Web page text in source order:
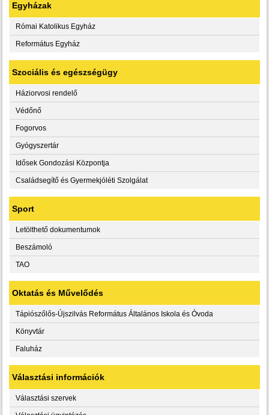
Egyházak
Római Katolikus Egyház
Református Egyház
Szociális és egészségügy
Háziorvosi rendelő
Védőnő
Fogorvos
Gyógyszertár
Idősek Gondozási Központja
Családsegítő és Gyermekjóléti Szolgálat
Sport
Letölthető dokumentumok
Beszámoló
TAO
Oktatás és Művelődés
Tápiószőlős-Újszilvás Református Általános Iskola és Óvoda
Könyvtár
Faluház
Választási információk
Választási szervek